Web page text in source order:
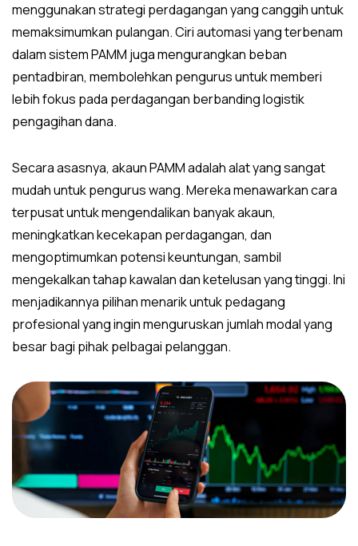
menggunakan strategi perdagangan yang canggih untuk
memaksimumkan pulangan. Ciri automasi yang terbenam
dalam sistem PAMM juga mengurangkan beban
pentadbiran, membolehkan pengurus untuk memberi
lebih fokus pada perdagangan berbanding logistik
pengagihan dana.
Secara asasnya, akaun PAMM adalah alat yang sangat
mudah untuk pengurus wang. Mereka menawarkan cara
terpusat untuk mengendalikan banyak akaun,
meningkatkan kecekapan perdagangan, dan
mengoptimumkan potensi keuntungan, sambil
mengekalkan tahap kawalan dan ketelusan yang tinggi. Ini
menjadikannya pilihan menarik untuk pedagang
profesional yang ingin menguruskan jumlah modal yang
besar bagi pihak pelbagai pelanggan.